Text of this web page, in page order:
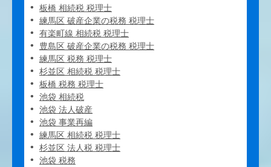
板橋 相続税 税理士
練馬区 破産企業の税務 税理士
有楽町線 相続税 税理士
豊島区 破産企業の税務 税理士
練馬区 税務 税理士
杉並区 相続税 税理士
板橋 税務 税理士
池袋 相続税
池袋 法人破産
池袋 事業再編
練馬区 相続税 税理士
杉並区 法人税 税理士
池袋 税務